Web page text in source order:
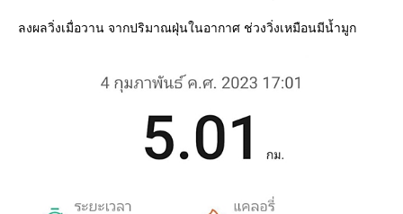
ลงผลวิ่งเมื่อวาน จากปริมาณฝุ่นในอากาศ ช่วงวิ่งเหมือนมีน้ำมูก